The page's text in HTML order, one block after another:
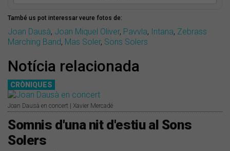
També us pot interessar veure fotos de:
Joan Dausà, Joan Miquel Oliver, Pavvla, Intana, Zebrass
Marching Band, Mas Soler, Sons Solers
Notícia relacionada
CRÒNIQUES
Joan Dausà en concert | Xavier Mercadé
Somnis d'una nit d'estiu al Sons
Solers